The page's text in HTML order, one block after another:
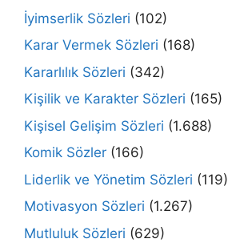
İyimserlik Sözleri (102)
Karar Vermek Sözleri (168)
Kararlılık Sözleri (342)
Kişilik ve Karakter Sözleri (165)
Kişisel Gelişim Sözleri (1.688)
Komik Sözler (166)
Liderlik ve Yönetim Sözleri (119)
Motivasyon Sözleri (1.267)
Mutluluk Sözleri (629)